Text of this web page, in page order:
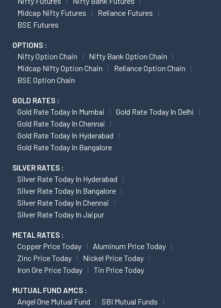
Midcap Nifty Futures
Reliance Futures
BSE Futures
OPTIONS :
Nifty Option Chain
Nifty Bank Option Chain
Midcap Nifty Option Chain
Reliance Option Chain
BSE Option Chain
GOLD RATES :
Gold Rate Today In Mumbai
Gold Rate Today In Delhi
Gold Rate Today In Chennai
Gold Rate Today In Hyderabad
Gold Rate Today In Bangalore
SILVER RATES :
Silver Rate Today In Hyderabad
Silver Rate Today In Bangalore
Silver Rate Today In Chennai
Silver Rate Today In Jaipur
METAL RATES :
Copper Price Today
Aluminum Price Today
Zinc Price Today
Nickel Price Today
Iron Ore Price Today
Tin Price Today
MUTUAL FUND AMCS :
Angel One Mutual Fund
SBI Mutual Funds